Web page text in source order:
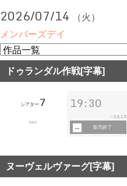
2026/07/14
（火）
メンバーズデイ
ドゥランダル作戦[字幕]
シアター 7
206分
19:30
~ 23:15
販売終了
ヌーヴェルヴァーグ[字幕]